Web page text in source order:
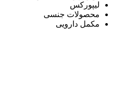
لیپورکس
محصولات جنسی
مکمل دارویی